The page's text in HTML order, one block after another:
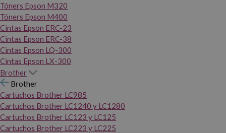
Tóners Epson M320
Tóners Epson M400
Cintas Epson ERC-23
Cintas Epson ERC-38
Cintas Epson LQ-300
Cintas Epson LX-300
Brother
Brother
Cartuchos Brother LC985
Cartuchos Brother LC1240 y LC1280
Cartuchos Brother LC123 y LC125
Cartuchos Brother LC223 y LC225